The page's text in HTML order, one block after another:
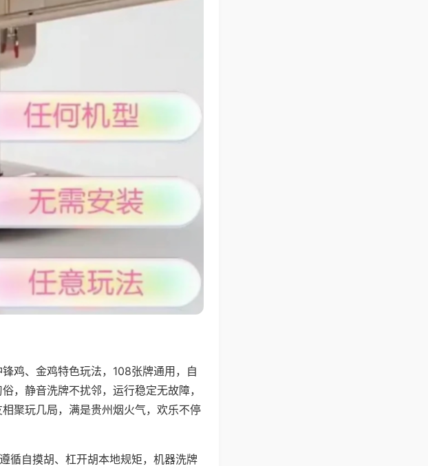
鸡、金鸡特色玩法，108张牌通用，自
，静音洗牌不扰邻，运行稳定无故障，
聚玩几局，满是贵州烟火气，欢乐不停
循自摸胡、杠开胡本地规矩，机器洗牌